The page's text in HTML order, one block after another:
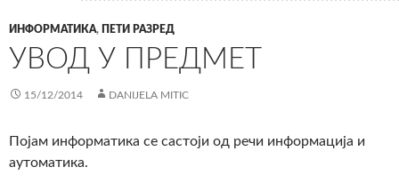
ИНФОРМАТИКА, ПЕТИ РАЗРЕД
УВОД У ПРЕДМЕТ
15/12/2014 DANIJELA MITIC
Појам информатика се састоји од речи информација и
аутоматика.